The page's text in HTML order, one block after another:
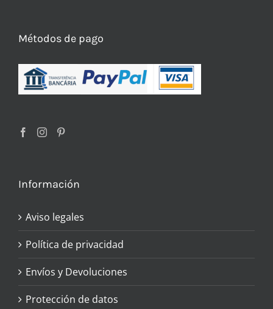
Métodos de pago
Información
Aviso legales
Política de privacidad
Envíos y Devoluciones
Protección de datos